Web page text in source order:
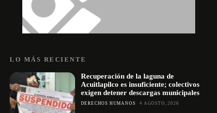
LO MÁS RECIENTE
Recuperación de la laguna de
Acuitlapilco es insuficiente; colectivos
exigen detener descargas municipales
DERECHOS HUMANOS 4 AGOSTO, 2026